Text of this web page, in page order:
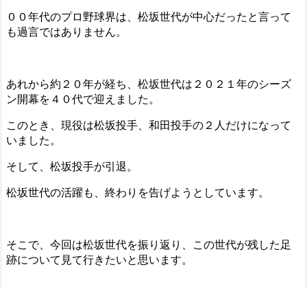
００年代のプロ野球界は、松坂世代が中心だったと言って
も過言ではありません。
あれから約２０年が経ち、松坂世代は２０２１年のシーズ
ン開幕を４０代で迎えました。
このとき、現役は松坂投手、和田投手の２人だけになって
いました。
そして、松坂投手が引退。
松坂世代の活躍も、終わりを告げようとしています。
そこで、今回は松坂世代を振り返り、この世代が残した足
跡について見て行きたいと思います。